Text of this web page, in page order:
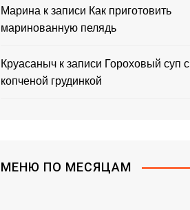
Марина к записи Как приготовить
маринованную пелядь
Круасанычк записи Гороховый суп с
копченой грудинкой
МЕНЮ ПО МЕСЯЦАМ